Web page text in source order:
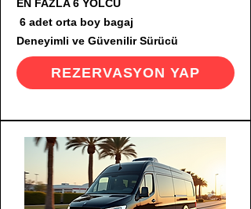
EN FAZLA 6 YOLCU
6 adet orta boy bagaj
Deneyimli ve Güvenilir Sürücü
REZERVASYON YAP